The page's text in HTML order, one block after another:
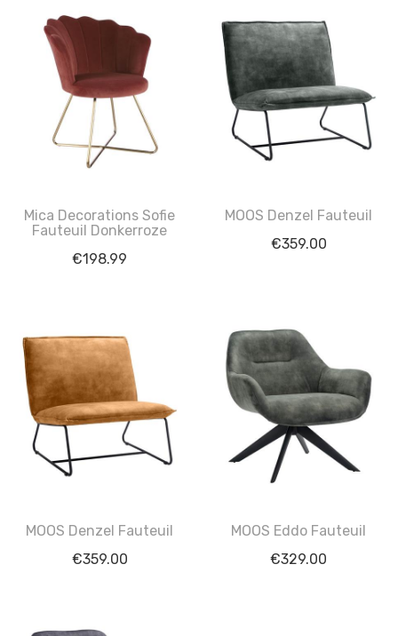
Mica Decorations Sofie
Fauteuil Donkerroze
€198.99
MOOS Denzel Fauteuil
€359.00
MOOS Denzel Fauteuil
€359.00
MOOS Eddo Fauteuil
€329.00